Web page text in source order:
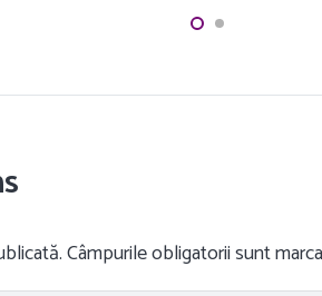
Câmpurile obligatorii sunt